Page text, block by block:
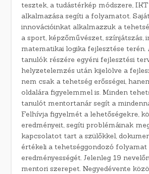
tesztek, a tudástérkép módszere,
alkalmazása segíti a folyamatot.
innovációinkat alkalmazzuk a
a sport, képzőművészet, színjátszás,
matematikai logika fejlesztése
tanulók részére egyéni fejlesztési
helyzetelemzés után kijelölve a
nem csak a tehetség erősségei,
oldalára figyelemmel is. Minden
tanulót mentortanár segít a
Felhívja figyelmét a lehetőségekre,
eredményeit, segíti problémáinak
kapcsolatot tart a szülőkkel,
értékeli a tehetséggondozó folyamat
eredményességét. Jelenleg 19
mentori szerepet. Negyedévente